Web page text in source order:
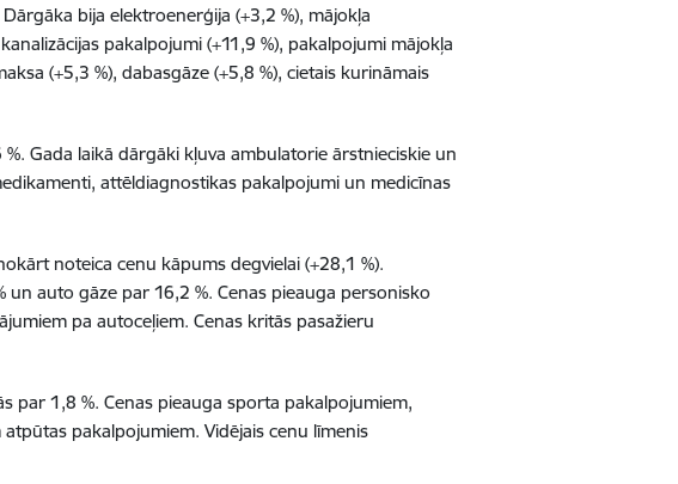
bija elektroenerģija (+3,2 %), mājokļa
pakalpojumi (+11,9 %), pakalpojumi mājokļa
(+5,3 %), dabasgāze (+5,8 %), cietais kurināmais
Gada laikā dārgāki kļuva ambulatorie ārstnieciskie un
attēldiagnostikas pakalpojumi un medicīnas
noteica cenu kāpums degvielai (+28,1 %).
auto gāze par 16,2 %. Cenas pieauga personisko
pa autoceļiem. Cenas kritās pasažieru
par 1,8 %. Cenas pieauga sporta pakalpojumiem,
pakalpojumiem. Vidējais cenu līmenis